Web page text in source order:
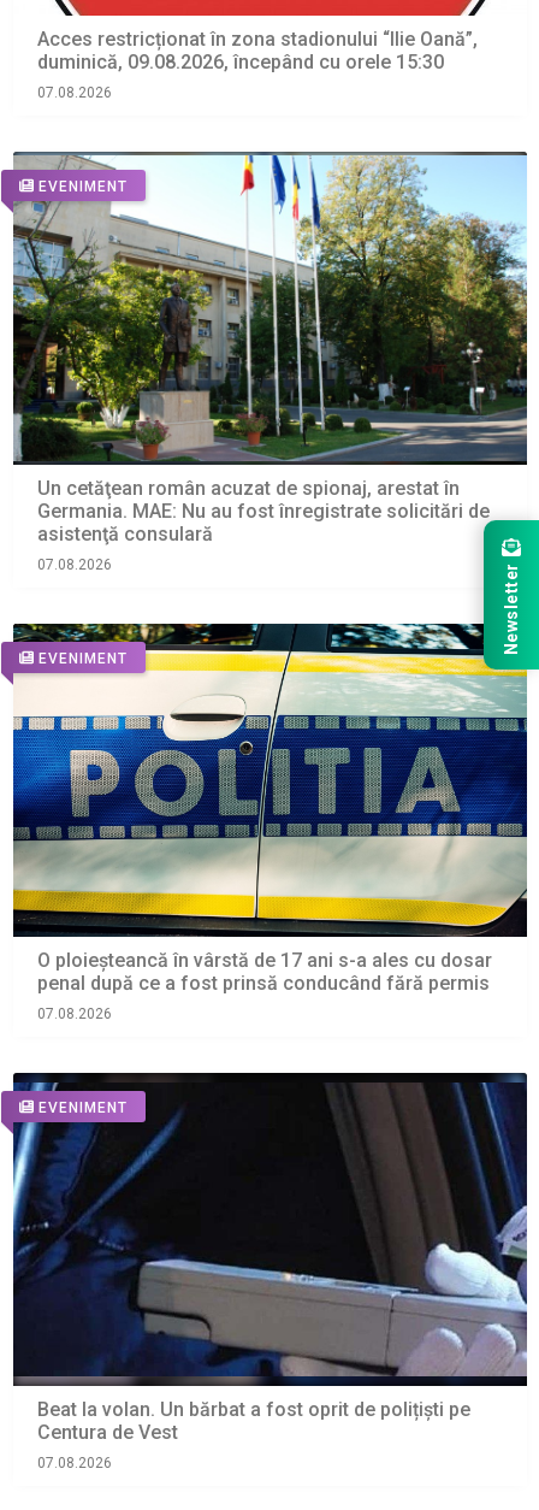
Acces restricționat în zona stadionului “Ilie Oană”,
duminică, 09.08.2026, începând cu orele 15:30
07.08.2026
EVENIMENT
Un cetăţean român acuzat de spionaj, arestat în
Germania. MAE: Nu au fost înregistrate solicitări de
asistenţă consulară
07.08.2026
EVENIMENT
O ploieșteancă în vârstă de 17 ani s-a ales cu dosar
penal după ce a fost prinsă conducând fără permis
07.08.2026
EVENIMENT
Beat la volan. Un bărbat a fost oprit de polițiști pe
Centura de Vest
07.08.2026
Newsletter